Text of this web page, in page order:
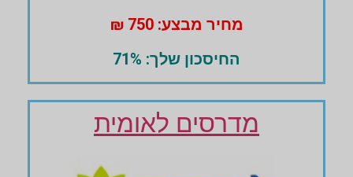
מחיר מבצע: 750 ₪
החיסכון שלך: 71%
מדרסים לאומית